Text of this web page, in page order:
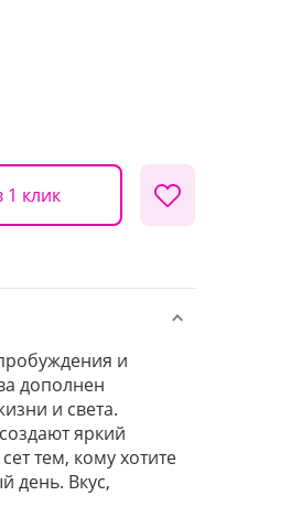
1 клик
и
дополнен
и света.
яркий
тем, кому хотите
день. Вкус,